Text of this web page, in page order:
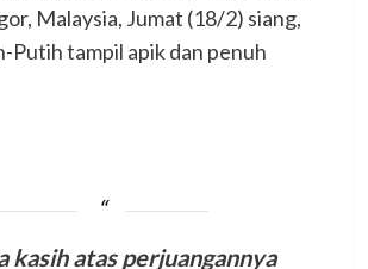
Malaysia, Jumat (18/2) siang,
Putih tampil apik dan penuh
kasih atas perjuangannya